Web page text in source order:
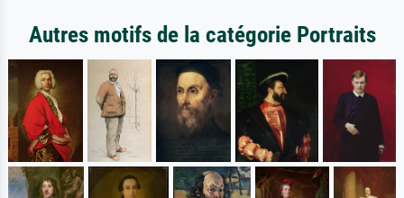
Autres motifs de la catégorie Portraits